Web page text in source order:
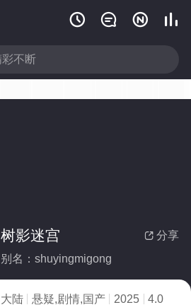
   
 分享
树影迷宫
别名：shuyingmigong
大陆 悬疑,剧情,国产 2025
4.0